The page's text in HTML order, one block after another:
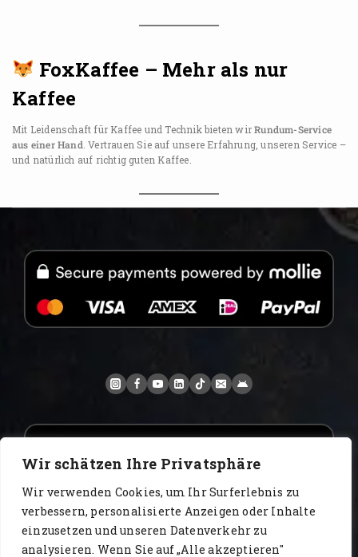
Wir schätzen Ihre Privatsphäre
Wir verwenden Cookies, um Ihr Surferlebnis zu
verbessern, personalisierte Anzeigen oder Inhalte
einzusetzen und unseren Datenverkehr zu
analysieren. Wenn Sie auf „Alle akzeptieren"
FoxKaffee – Mehr als nur
Kaffee
Mit Leidenschaft für Kaffee und Technik bieten wirRundum-Service
aus einer Hand . Vertrauen Sie auf unsere Erfahrung, unseren Service –
und natürlich auf richtig guten Kaffee.